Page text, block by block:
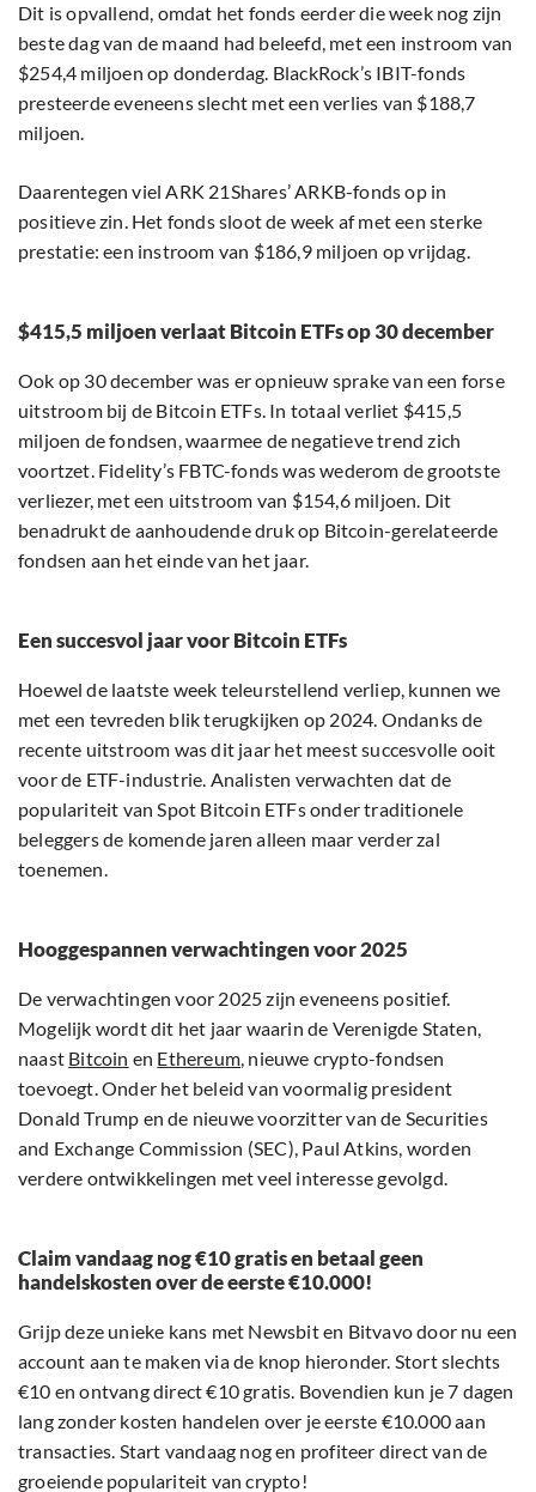
Dit is opvallend, omdat het fonds eerder die week nog zijn
beste dag van de maand had beleefd, met een instroom van
$254,4 miljoen op donderdag. BlackRock’s IBIT-fonds
presteerde eveneens slecht met een verlies van $188,7
miljoen.
Daarentegen viel ARK 21Shares’ ARKB-fonds op in
positieve zin. Het fonds sloot de week af met een sterke
prestatie: een instroom van $186,9 miljoen op vrijdag.
$415,5 miljoen verlaat Bitcoin ETFs op 30 december
Ook op 30 december was er opnieuw sprake van een forse
uitstroom bij de Bitcoin ETFs. In totaal verliet $415,5
miljoen de fondsen, waarmee de negatieve trend zich
voortzet. Fidelity’s FBTC-fonds was wederom de grootste
verliezer, met een uitstroom van $154,6 miljoen. Dit
benadrukt de aanhoudende druk op Bitcoin-gerelateerde
fondsen aan het einde van het jaar.
Een succesvol jaar voor Bitcoin ETFs
Hoewel de laatste week teleurstellend verliep, kunnen we
met een tevreden blik terugkijken op 2024. Ondanks de
recente uitstroom was dit jaar het meest succesvolle ooit
voor de ETF-industrie. Analisten verwachten dat de
populariteit van Spot Bitcoin ETFs onder traditionele
beleggers de komende jaren alleen maar verder zal
toenemen.
Hooggespannen verwachtingen voor 2025
De verwachtingen voor 2025 zijn eveneens positief.
Mogelijk wordt dit het jaar waarin de Verenigde Staten,
naast Bitcoin en Ethereum, nieuwe crypto-fondsen
toevoegt. Onder het beleid van voormalig president
Donald Trump en de nieuwe voorzitter van de Securities
and Exchange Commission (SEC), Paul Atkins, worden
verdere ontwikkelingen met veel interesse gevolgd.
Claim vandaag nog €10 gratis en betaal geen
handelskosten over de eerste €10.000!
Grijp deze unieke kans met Newsbit en Bitvavo door nu een
account aan te maken via de knop hieronder. Stort slechts
€10 en ontvang direct €10 gratis. Bovendien kun je 7 dagen
lang zonder kosten handelen over je eerste €10.000 aan
transacties. Start vandaag nog en profiteer direct van de
groeiende populariteit van crypto!